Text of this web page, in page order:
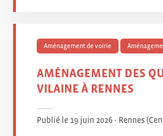
Aménagement de voirie
AMÉNAGEMENT DES
VILAINE À RENNES
Publié le 19 juin 2026 - Rennes